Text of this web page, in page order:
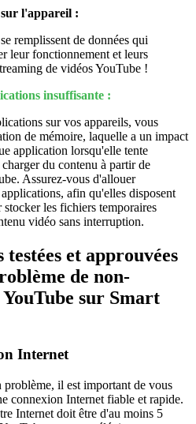
sur l'appareil :
remplissent de données qui
leur fonctionnement et leurs
de vidéos YouTube !
insuffisante :
sur vos appareils, vous
de mémoire, laquelle a un impact
application lorsqu'elle tente
du contenu à partir de
Assurez-vous d'allouer
afin qu'elles disposent
les fichiers temporaires
vidéo sans interruption.
et approuvées
de non-
sur Smart
Internet
problème, il est important de vous
connexion Internet fiable et rapide.
Internet doit être d'au moins 5